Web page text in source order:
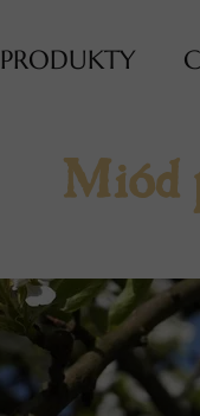
PRODUKTY
Miód